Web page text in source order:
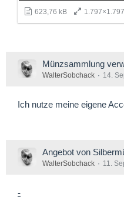
623,76 kB 1.797×1.797
Münzsammlung
WalterSobchack 14.
Ich nutze meine eigene
Angebot von
WalterSobchack 11.
-